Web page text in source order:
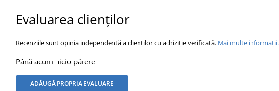
Evaluarea clienților
Recenziile sunt opinia independentă a clienților cu achiziție verificată. Mai multe informații.
Până acum nicio părere
ADĂUGĂ PROPRIA EVALUARE